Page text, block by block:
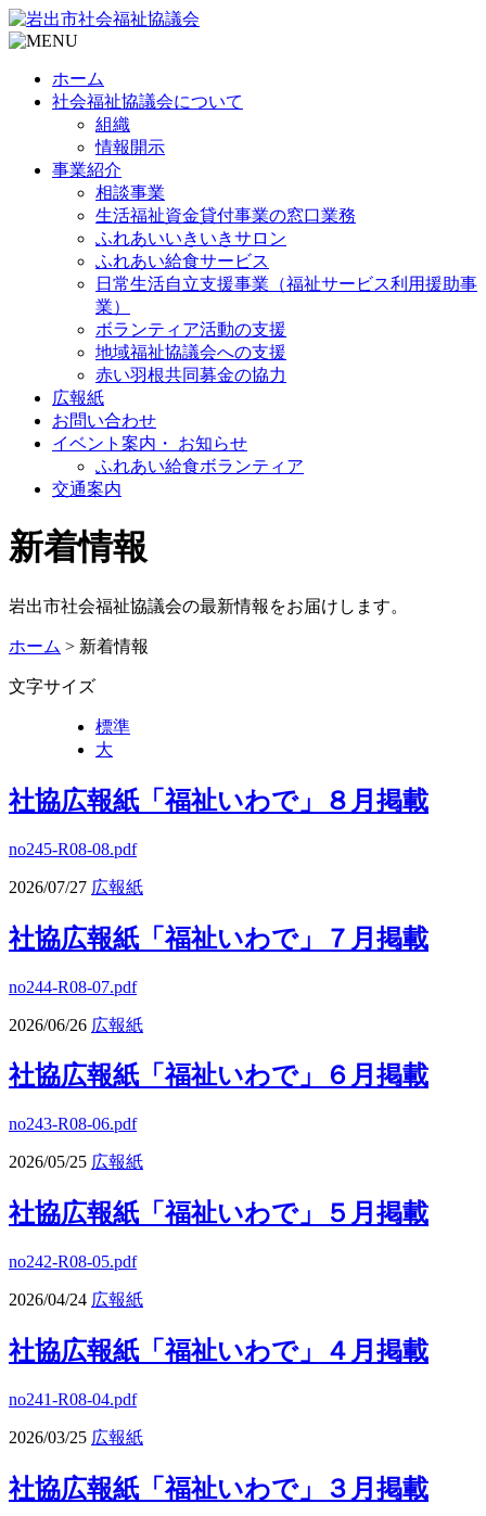
ホーム
社会福祉協議会について
組織
情報開示
事業紹介
相談事業
生活福祉資金貸付事業の窓口業務
ふれあいいきいきサロン
ふれあい給食サービス
日常生活自立支援事業（福祉サービス利用援助事
業）
ボランティア活動の支援
地域福祉協議会への支援
赤い羽根共同募金の協力
広報紙
お問い合わせ
イベント案内・ お知らせ
ふれあい給食ボランティア
交通案内
新着情報
岩出市社会福祉協議会の最新情報をお届けします。
ホーム > 新着情報
文字サイズ
標準
大
社協広報紙「福祉いわで」８月掲載
no245-R08-08.pdf
2026/07/27 広報紙
社協広報紙「福祉いわで」７月掲載
no244-R08-07.pdf
2026/06/26 広報紙
社協広報紙「福祉いわで」６月掲載
no243-R08-06.pdf
2026/05/25 広報紙
社協広報紙「福祉いわで」５月掲載
no242-R08-05.pdf
2026/04/24 広報紙
社協広報紙「福祉いわで」４月掲載
no241-R08-04.pdf
2026/03/25 広報紙
社協広報紙「福祉いわで」３月掲載